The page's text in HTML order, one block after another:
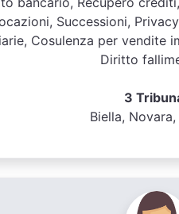
Successioni,
Cosulenza per vendite
Diritto
3
Biella,